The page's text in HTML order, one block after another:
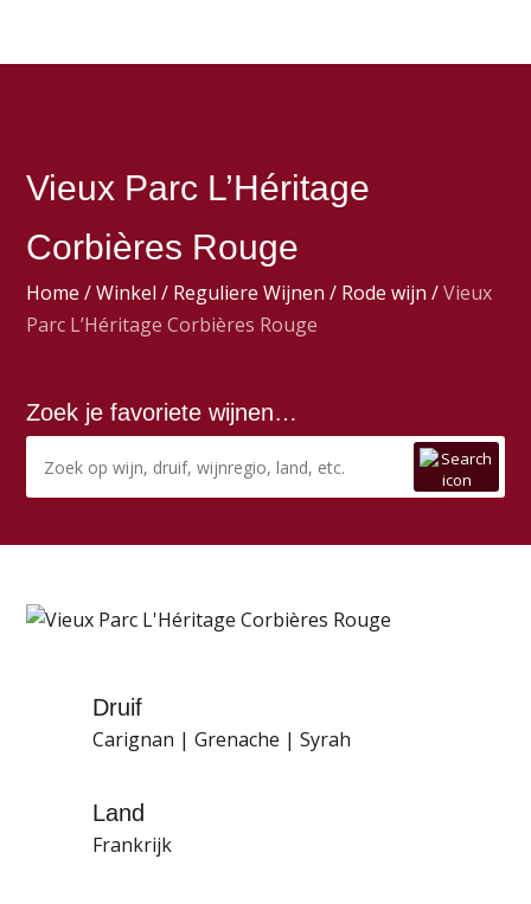
Vieux Parc L’Héritage
Corbières Rouge
Home /Winkel / Reguliere Wijnen / Rode wijn /Vieux
Parc L’Héritage Corbières Rouge
Zoek je favoriete wijnen…
Druif
Carignan | Grenache | Syrah
Land
Frankrijk